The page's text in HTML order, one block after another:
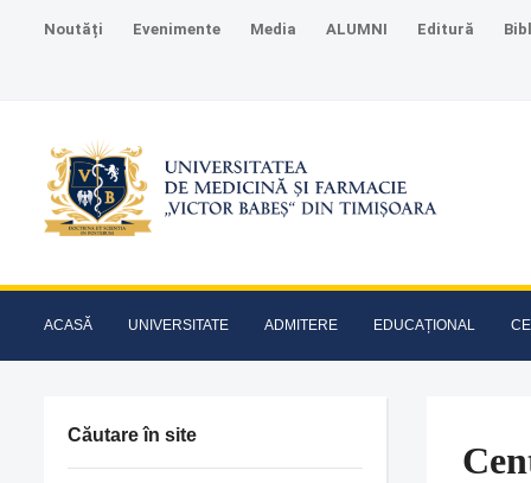
Noutăți Evenimente Media ALUMNI Editură
ACASĂ UNIVERSITATE ADMITERE EDUCAȚIONAL
Căutare în site